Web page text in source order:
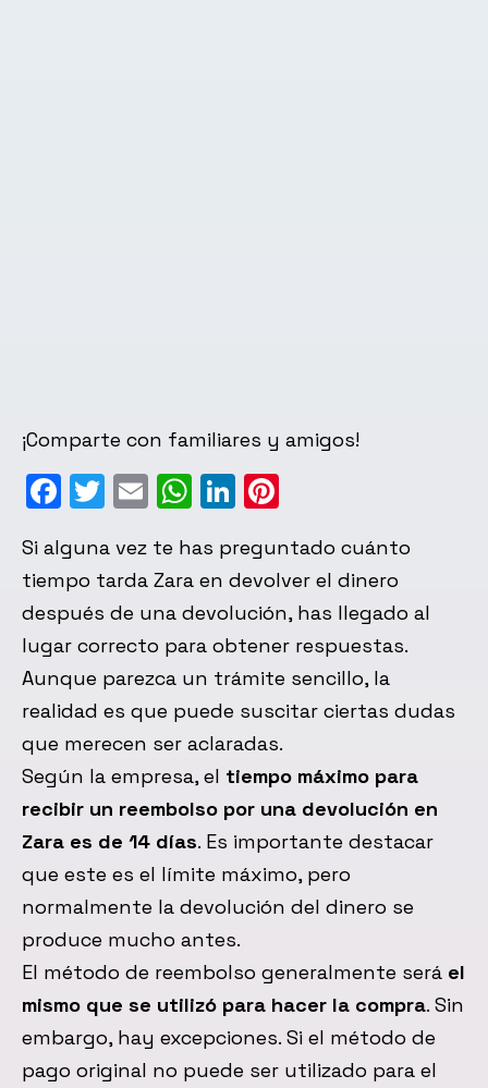
¡Comparte con familiares y amigos!
Facebook
Twitter
EmailWhatsApp
LinkedIn
Si alguna vez te has preguntado cuánto
tiempo tarda Zara en devolver el dinero
después de una devolución, has llegado al
lugar correcto para obtener respuestas.
Aunque parezca un trámite sencillo, la
realidad es que puede suscitar ciertas dudas
que merecen ser aclaradas.
Según la empresa, el tiempo máximo para
recibir un reembolso por una devolución en
Zara es de 14 días. Es importante destacar
que este es el límite máximo, pero
normalmente la devolución del dinero se
produce mucho antes.
El método de reembolso generalmente será el
mismo que se utilizó para hacer la compra. Sin
embargo, hay excepciones. Si el método de
pago original no puede ser utilizado para el